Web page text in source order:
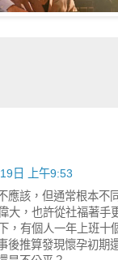
日 上午9:53
應該，但通常根本不
大，也許從社福著手
，有個人一年上班十
後推算發現懷孕初期